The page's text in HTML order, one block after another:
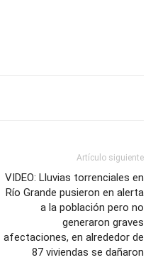
Artículo siguiente
VIDEO: Lluvias torrenciales en
Río Grande pusieron en alerta
a la población pero no
generaron graves
afectaciones, en alrededor de
87 viviendas se dañaron